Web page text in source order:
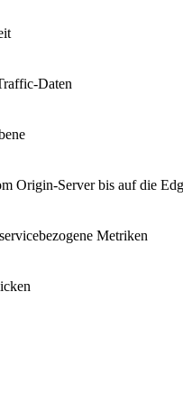
Daten
Origin-Server bis auf die
Metriken